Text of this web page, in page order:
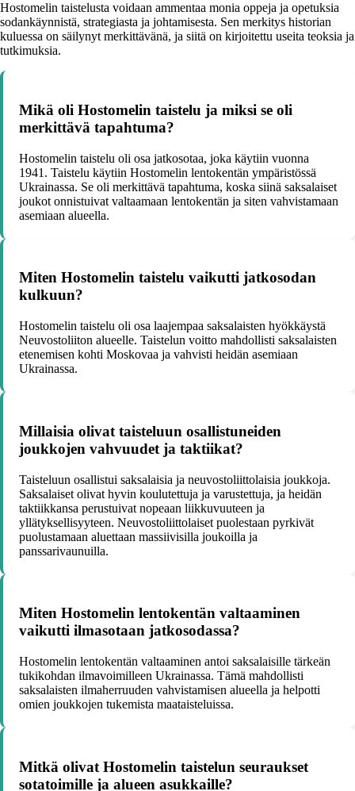
Hostomelin taistelusta voidaan ammentaa monia oppeja ja opetuksia
sodankäynnistä, strategiasta ja johtamisesta. Sen merkitys historian
kuluessa on säilynyt merkittävänä, ja siitä on kirjoitettu useita teoksia ja
tutkimuksia.
Mikä oli Hostomelin taistelu ja miksi se oli
merkittävä tapahtuma?
Hostomelin taistelu oli osa jatkosotaa, joka käytiin vuonna
1941. Taistelu käytiin Hostomelin lentokentän ympäristössä
Ukrainassa. Se oli merkittävä tapahtuma, koska siinä saksalaiset
joukot onnistuivat valtaamaan lentokentän ja siten vahvistamaan
asemiaan alueella.
Miten Hostomelin taistelu vaikutti jatkosodan
kulkuun?
Hostomelin taistelu oli osa laajempaa saksalaisten hyökkäystä
Neuvostoliiton alueelle. Taistelun voitto mahdollisti saksalaisten
etenemisen kohti Moskovaa ja vahvisti heidän asemiaan
Ukrainassa.
Millaisia olivat taisteluun osallistuneiden
joukkojen vahvuudet ja taktiikat?
Taisteluun osallistui saksalaisia ja neuvostoliittolaisia joukkoja.
Saksalaiset olivat hyvin koulutettuja ja varustettuja, ja heidän
taktiikkansa perustuivat nopeaan liikkuvuuteen ja
yllätyksellisyyteen. Neuvostoliittolaiset puolestaan pyrkivät
puolustamaan aluettaan massiivisilla joukoilla ja
panssarivaunuilla.
Miten Hostomelin lentokentän valtaaminen
vaikutti ilmasotaan jatkosodassa?
Hostomelin lentokentän valtaaminen antoi saksalaisille tärkeän
tukikohdan ilmavoimilleen Ukrainassa. Tämä mahdollisti
saksalaisten ilmaherruuden vahvistamisen alueella ja helpotti
omien joukkojen tukemista maataisteluissa.
Mitkä olivat Hostomelin taistelun seuraukset
sotatoimille ja alueen asukkaille?